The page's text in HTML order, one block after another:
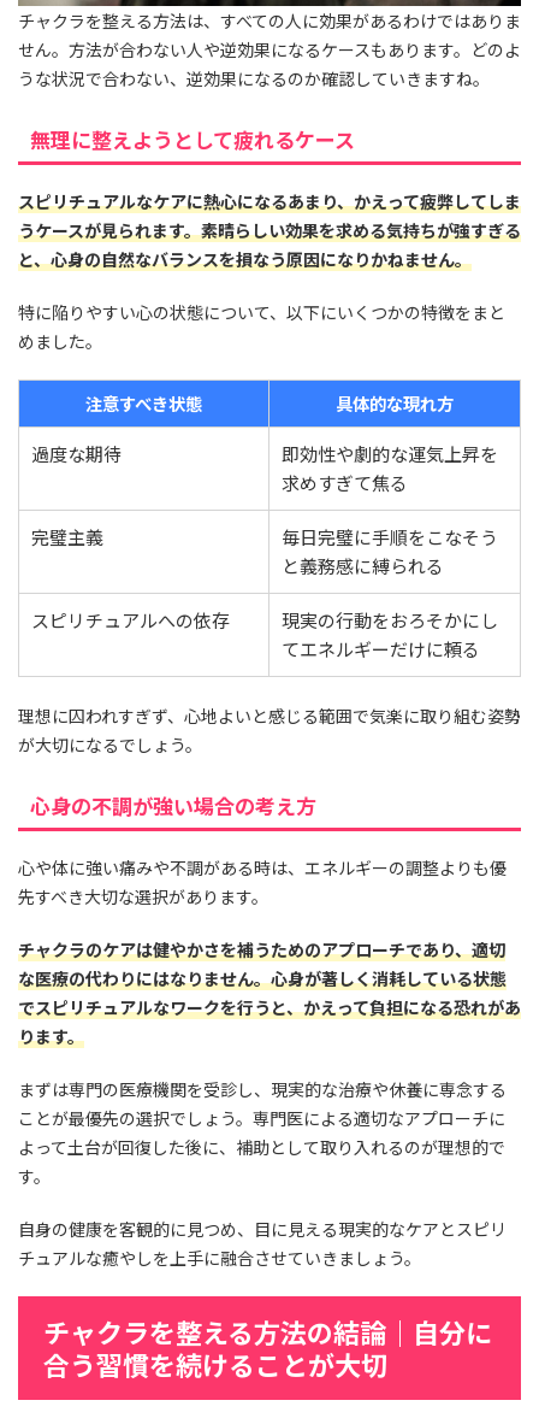
チャクラを整える方法は、すべての人に効果があるわけではありま
せん。方法が合わない人や逆効果になるケースもあります。どのよ
うな状況で合わない、逆効果になるのか確認していきますね。
無理に整えようとして疲れるケース
スピリチュアルなケアに熱心になるあまり、かえって疲弊してしま
うケースが見られます。素晴らしい効果を求める気持ちが強すぎる
と、心身の自然なバランスを損なう原因になりかねません。
特に陥りやすい心の状態について、以下にいくつかの特徴をまと
めました。
注意すべき状態
具体的な現れ方
過度な期待
即効性や劇的な運気上昇を
求めすぎて焦る
完璧主義
毎日完璧に手順をこなそう
と義務感に縛られる
スピリチュアルへの依存
現実の行動をおろそかにし
てエネルギーだけに頼る
理想に囚われすぎず、心地よいと感じる範囲で気楽に取り組む姿勢
が大切になるでしょう。
心身の不調が強い場合の考え方
心や体に強い痛みや不調がある時は、エネルギーの調整よりも優
先すべき大切な選択があります。
チャクラのケアは健やかさを補うためのアプローチであり、適切
な医療の代わりにはなりません。心身が著しく消耗している状態
でスピリチュアルなワークを行うと、かえって負担になる恐れがあ
ります。
まずは専門の医療機関を受診し、現実的な治療や休養に専念する
ことが最優先の選択でしょう。専門医による適切なアプローチに
よって土台が回復した後に、補助として取り入れるのが理想的で
す。
自身の健康を客観的に見つめ、目に見える現実的なケアとスピリ
チュアルな癒やしを上手に融合させていきましょう。
チャクラを整える方法の結論｜自分に
合う習慣を続けることが大切